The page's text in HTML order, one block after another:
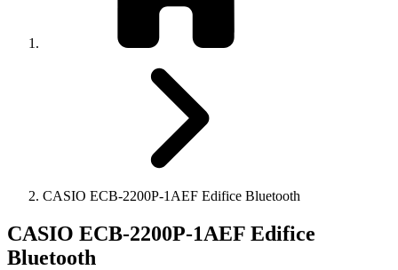
CASIO ECB-2200P-1AEF Edifice Bluetooth
CASIO ECB-2200P-1AEF Edifice
Bluetooth